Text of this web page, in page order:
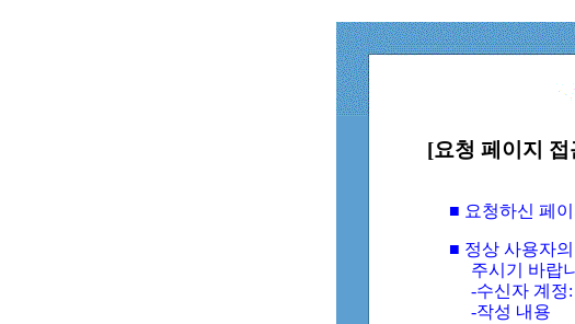
[요청 페이지
■ 요청하신 페
■ 정상 사용자
주시기 바랍
-수신자 계정:
-작성 내용